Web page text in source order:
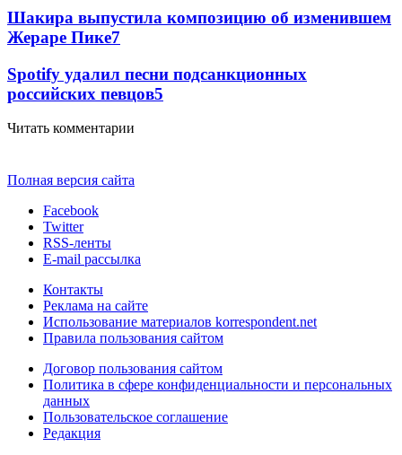
Шакира выпустила композицию об изменившем
Жераре Пике7
Spotify удалил песни подсанкционных
российских певцов5
Читать комментарии
Полная версия сайта
Facebook
Twitter
RSS-ленты
E-mail рассылка
Контакты
Реклама на сайте
Использование материалов korrespondent.net
Правила пользования сайтом
Договор пользования сайтом
Политика в сфере конфиденциальности и персональных
данных
Пользовательское соглашение
Редакция